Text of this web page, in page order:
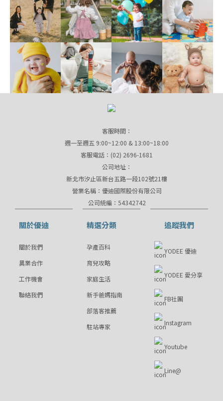
客服時間：
週一至週五 9:00~12:00 & 13:00~18:00
客服電話：(02) 2696-1681
公司地址：
新北市汐止區新台五路一段102號21樓
營業名稱：優迪國際股份有限公司
公司統編：54342742
關於優迪
關於我們
異業合作
工作機會
聯絡我們
精選分類
孕產百科
育兒攻略
家庭生活
新手爸媽指南
部落客推薦
駐站專家
追蹤我們
YODEE 優迪
YODEE 愛分享
FB社團
Instagram
Youtube
Line@